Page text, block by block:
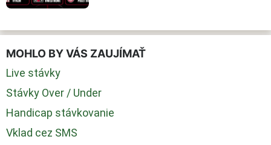
MOHLO BY VÁS ZAUJÍMAŤ
Live stávky
Stávky Over / Under
Handicap stávkovanie
Vklad cez SMS